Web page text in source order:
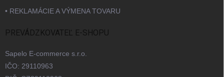
• REKLAMÁCIE A VÝMENA TOVARU
PREVÁDZKOVATEĽ E-SHOPU
Sapelo E-commerce s.r.o.
IČO: 29110963